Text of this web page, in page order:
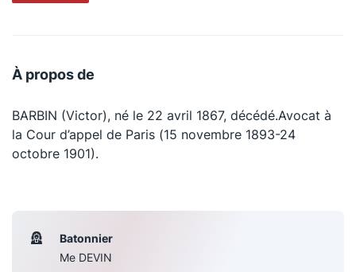
À propos de
BARBIN (Victor), né le 22 avril 1867, décédé.Avocat à
la Cour d’appel de Paris (15 novembre 1893-24
octobre 1901).
Batonnier
Me DEVIN
La Conférence
Le Concours de la Conférence
La Petite Conférence